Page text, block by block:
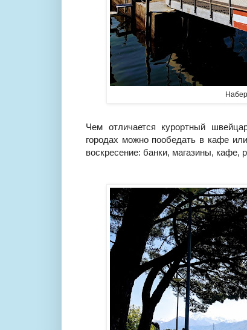
Чем отличается курортный
городах можно пообедать в кафе
воскресение: банки, магазины, кафе,